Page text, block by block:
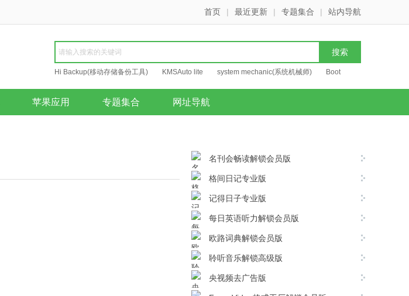
首页 | 最近更新 | 专题集合 | 站内导航
Hi Backup(移动存储备份工具) KMSAuto lite system mechanic(系统机械师) Boot
Repair
苹果应用 专题集合 网址导航
名刊会畅读解锁会员版
格间日记专业版
记得日子专业版
每日英语听力解锁会员版
欧路词典解锁会员版
聆听音乐解锁高级版
央视频去广告版